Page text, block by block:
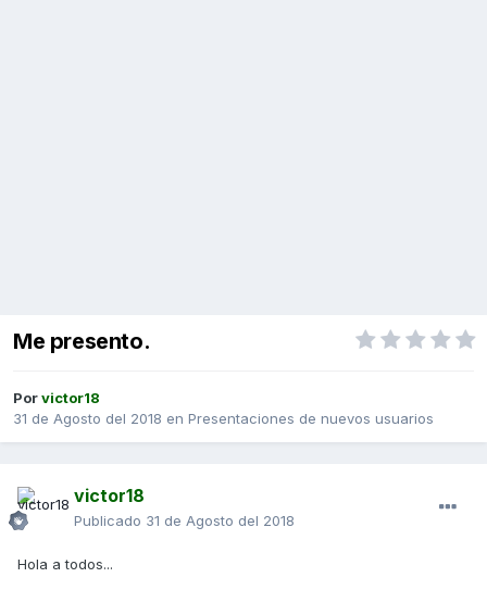
Me presento.
Porvictor18
31 de Agosto del 2018 en Presentaciones de nuevos usuarios
victor18
Publicado 31 de Agosto del 2018
Hola a todos...